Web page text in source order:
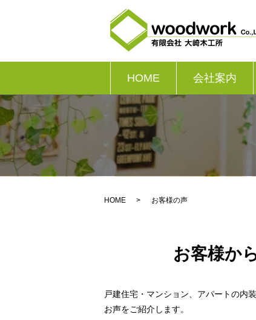
HOME 会社案内
HOME お客様の声
お客様か
戸建住宅・マンション、アパートの内
お声をご紹介します。